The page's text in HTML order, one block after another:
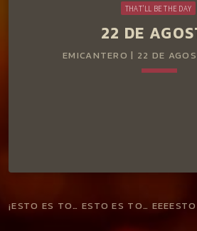
THAT'LL BE THE DAY
22 DE
EMICANTERO | 22 DE
¡ESTO ES TO… ESTO ES TO…